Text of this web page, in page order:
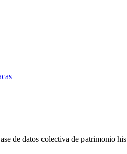
de datos colectiva de patrimonio